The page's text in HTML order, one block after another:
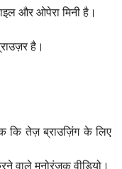
और ओपेरा मिनी है।
है।
कि तेज़ ब्राउज़िंग के लिए
वाले मनोरंजक वीडियो।